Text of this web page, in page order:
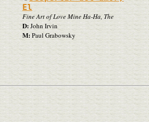
El
Fine Art of Love Mine Ha-Ha, The
D:John Irvin
M:Paul Grabowsky